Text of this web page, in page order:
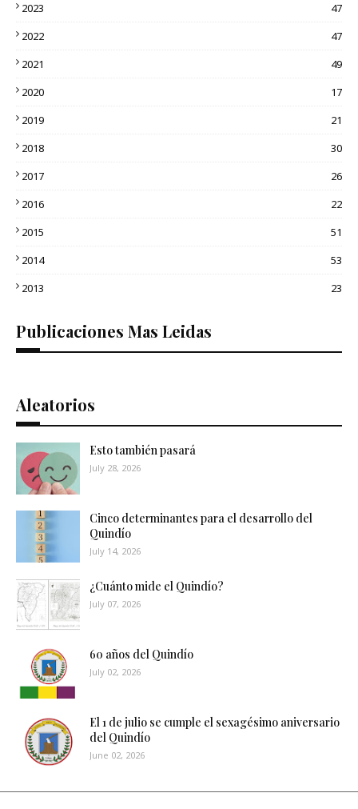
2023
47
2022
47
2021
49
2020
17
2019
21
2018
30
2017
26
2016
22
2015
51
2014
53
2013
23
Publicaciones Mas Leidas
Aleatorios
Esto también pasará
July 28, 2026
Cinco determinantes para el desarrollo del
Quindío
July 14, 2026
¿Cuánto mide el Quindío?
July 07, 2026
60 años del Quindío
July 02, 2026
El 1 de julio se cumple el sexagésimo aniversario
del Quindío
June 02, 2026